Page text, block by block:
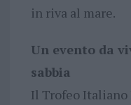
in riva al mare.
Un evento da
sabbia
Il Trofeo Italiano